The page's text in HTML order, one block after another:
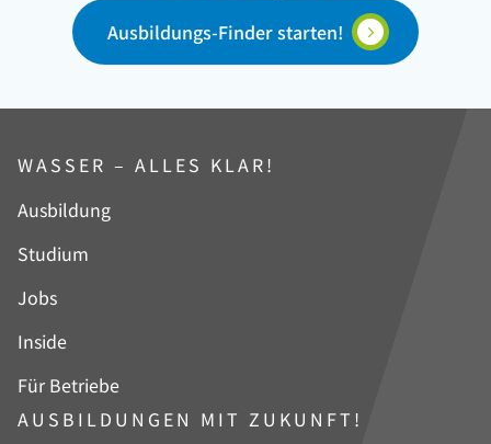
Ausbildungs-Finder starten!
WASSER – ALLES KLAR!
Navigation
Ausbildung
Studium
Jobs
Inside
Für Betriebe
AUSBILDUNGEN MIT ZUKUNFT!